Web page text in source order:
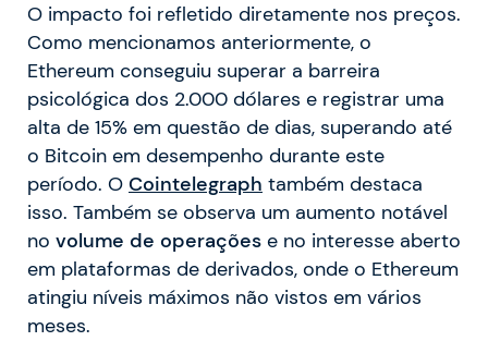
O impacto foi refletido diretamente nos preços.
Como mencionamos anteriormente, o
Ethereum conseguiu superar a barreira
psicológica dos 2.000 dólares e registrar uma
alta de 15% em questão de dias, superando até
o Bitcoin em desempenho durante este
período. O Cointelegraph também destaca
isso. Também se observa um aumento notável
no volume de operações e no interesse aberto
em plataformas de derivados, onde o Ethereum
atingiu níveis máximos não vistos em vários
meses.